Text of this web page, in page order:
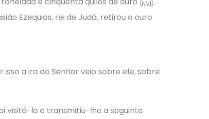
(NVI)
Ezequias, rei de Judá, retirou o ouro
a ira do Senhor veio sobre ele, sobre
visitá-lo e transmitiu-lhe a seguinte